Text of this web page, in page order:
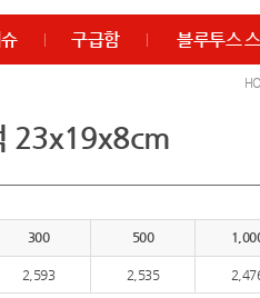
구급함 블루투스
23x19x8cm
300 500
2,593 2,535